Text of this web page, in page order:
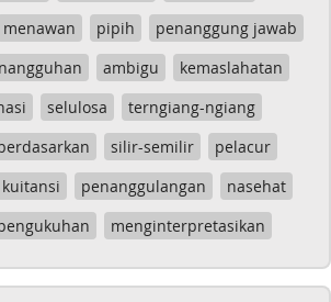
menawan pipih
penanggung jawab
ambigu
kemaslahatan
selulosa
terngiang-ngiang
silir-semilir
pelacur
kuitansi penanggulangan
nasehat
menginterpretasikan